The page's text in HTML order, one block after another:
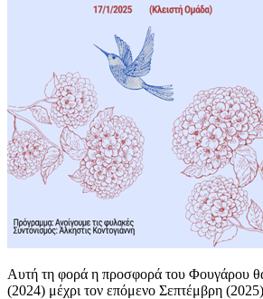
Αυτή τη φορά η προσφορά του Φουγάρου
(2024) μέχρι τον επόμενο Σεπτέμβρη